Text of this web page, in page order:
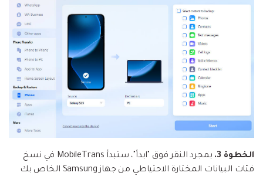
الخطوة 3.
بمجرد النقر فوق "ابدأ"، ستبدأ MobileTrans في نسخ
فئات البيانات المختارة الاحتياطي من جهاز Samsung الخاص بك